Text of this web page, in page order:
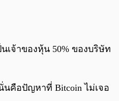
จ้าของหุ้น 50% ของบริษัท
คือปัญหาที่ Bitcoin ไม่เจอ